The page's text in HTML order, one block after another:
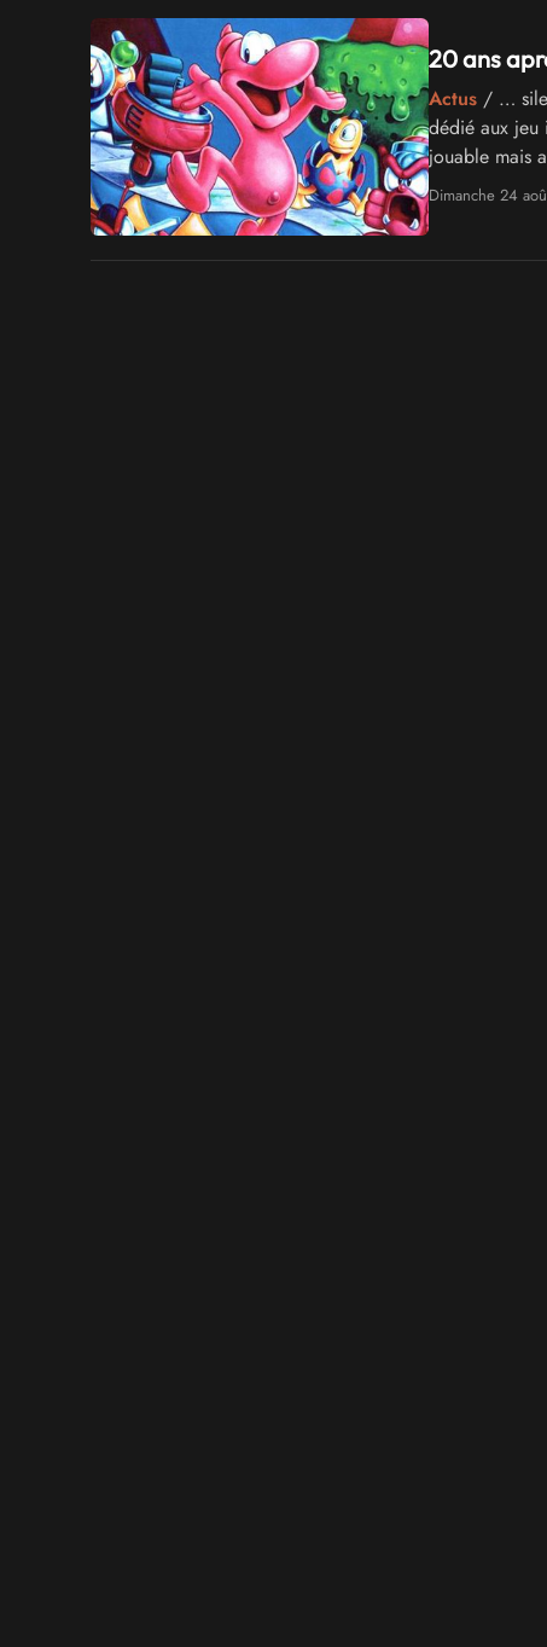
20 ans
Actus/ …
dédié aux jeu
jouable mais
version …
Dimanche 24